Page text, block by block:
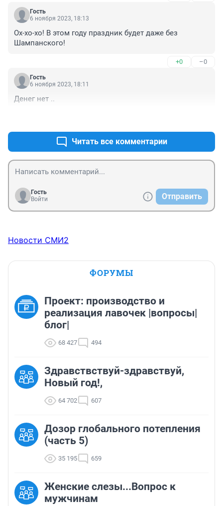
Гость
6 ноября 2023, 18:13
Ох-хо-хо! В этом году праздник будет даже без
Шампанского!
+0 –0
Гость
6 ноября 2023, 18:11
Денег нет ..
Читать все комментарии
Гость
Войти
Отправить
Новости СМИ2
ФОРУМЫ
Проект: производство и
реализация лавочек |вопросы|
блог|
68 427 494
Здравствствуй-здравствуй,
Новый год!,
64 702 607
Дозор глобального потепления
(часть 5)
35 195 659
Женские слезы...Вопрос к
мужчинам